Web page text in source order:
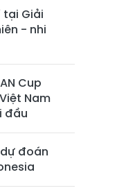
tại Giải
- nhi
Cup
Nam
đầu
đoán